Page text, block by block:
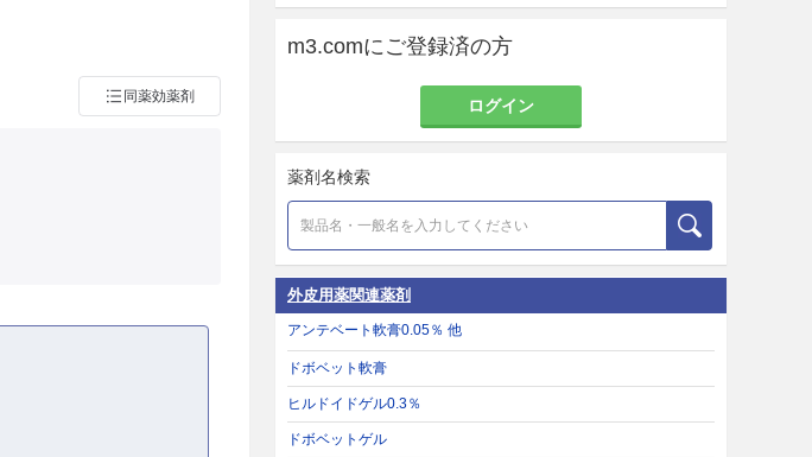
同薬効薬剤
m3.comにご登録済の方
ログイン
薬剤名検索
外皮用薬関連薬剤
アンテベート軟膏0.05％ 他
ドボベット軟膏
ヒルドイドゲル0.3％
ドボベットゲル